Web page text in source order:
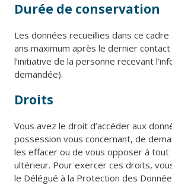
Durée de conservation
Les données recueillies dans ce
ans maximum après le dernier
l’initiative de la personne recevant
demandée).
Droits
Vous avez le droit d’accéder aux
possession vous concernant, de
les effacer ou de vous opposer à
ultérieur. Pour exercer ces droits,
le Délégué à la Protection des